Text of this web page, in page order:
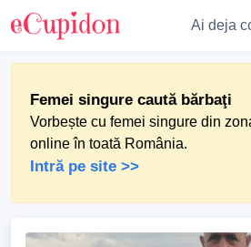
Ai deja
Femei singure caută bărbaţi
Vorbește cu femei singure din
online în toată România.
Intră pe site >>